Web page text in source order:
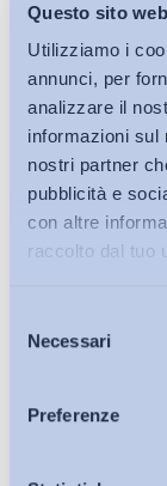
Questo sito
Utilizziamo i
annunci, per
analizzare il
informazioni sul
nostri partner
pubblicità e
con altre
raccolto dal tuo
delNecessari
Preferenze
Bollettini ADAPT
Articoli